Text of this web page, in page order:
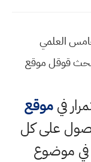
العلمي
قوقل موقع
فيموقع
على كل
في موضوع